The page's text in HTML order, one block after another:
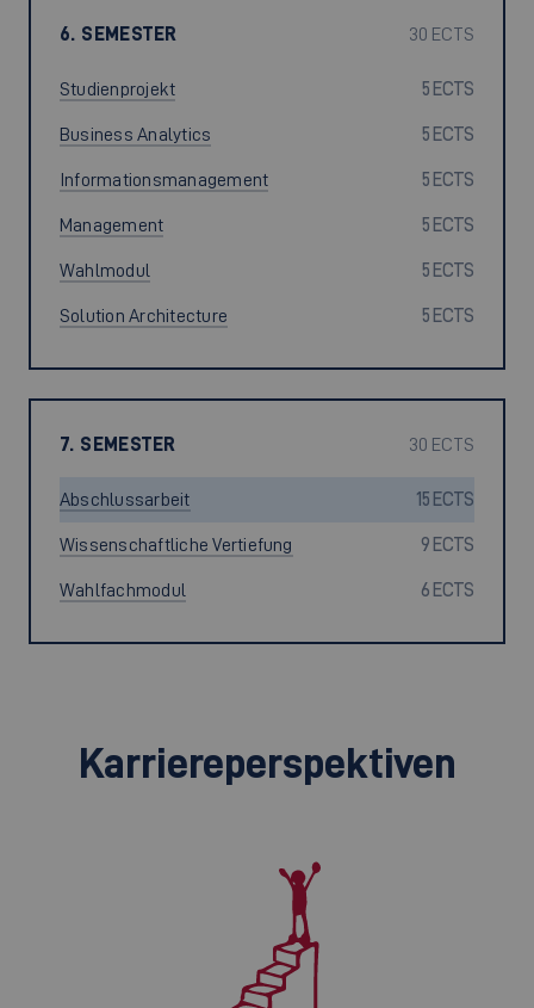
6. SEMESTER 30 ECTS
Studienprojekt 5 ECTS
Business Analytics 5 ECTS
Informationsmanagement 5 ECTS
Management 5 ECTS
Wahlmodul 5 ECTS
Solution Architecture 5 ECTS
7. SEMESTER 30 ECTS
Abschlussarbeit 15 ECTS
Wissenschaftliche Vertiefung 9 ECTS
Wahlfachmodul 6 ECTS
Karriereperspektiven